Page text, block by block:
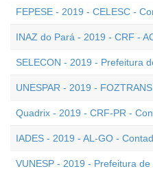
FEPESE - 2019 - CELESC -
INAZ do Pará - 2019 - CRF -
SELECON - 2019 - Prefeitura
UNESPAR - 2019 -
Quadrix - 2019 - CRF-PR -
IADES - 2019 - AL-GO -
VUNESP - 2019 - Prefeitura